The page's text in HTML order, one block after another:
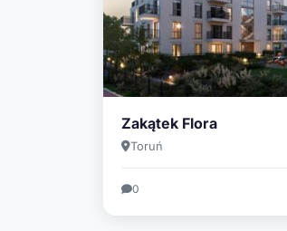
Zakątek Flora
Toruń
0